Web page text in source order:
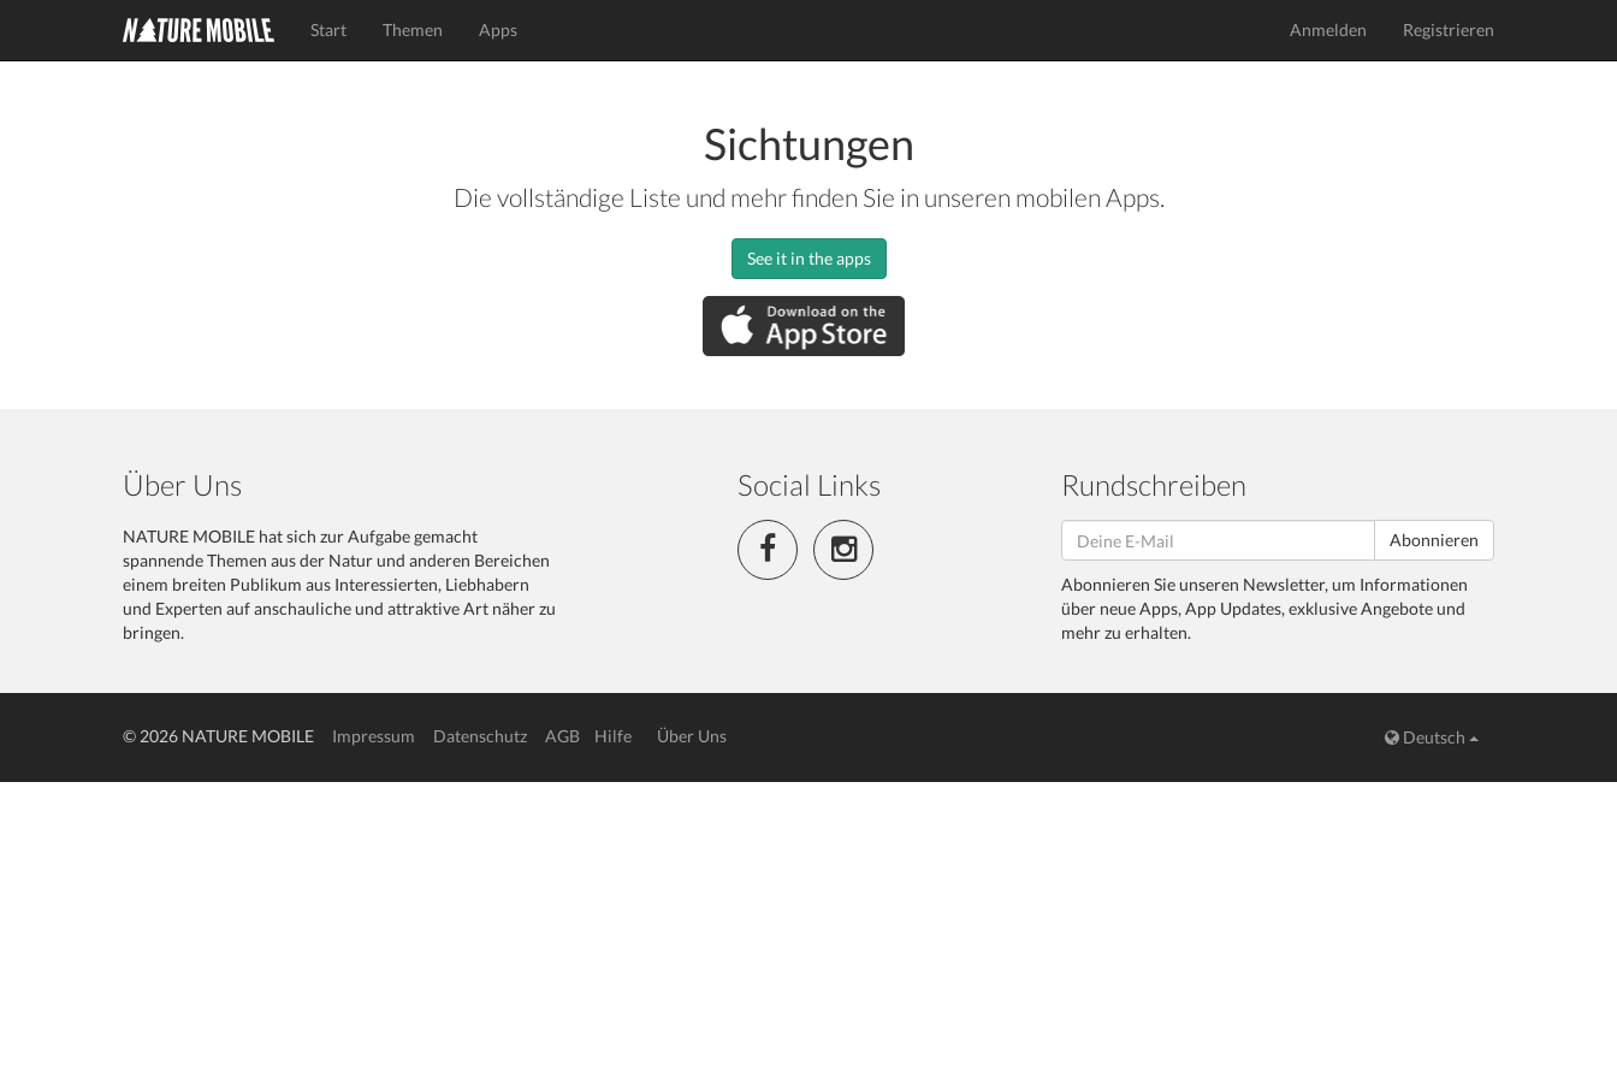
Start Themen Apps Anmelden Registrieren
Sichtungen
Die vollständige Liste und mehr finden Sie in unseren mobilen Apps.
See it in the apps
Über Uns
NATURE MOBILE hat sich zur Aufgabe gemacht
spannende Themen aus der Natur und anderen Bereichen
einem breiten Publikum aus Interessierten, Liebhabern
und Experten auf anschauliche und attraktive Art näher zu
bringen.
Social Links Rundschreiben
Abonnieren
Abonnieren Sie unseren Newsletter, um Informationen
über neue Apps, App Updates, exklusive Angebote und
mehr zu erhalten.
© 2026 NATURE MOBILE Impressum Datenschutz AGB Hilfe Über Uns Deutsch